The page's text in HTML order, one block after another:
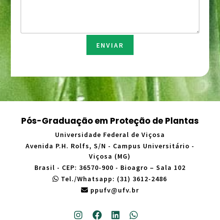
e
ENVIAR
Pós-Graduação em Proteção de Plantas
Universidade Federal de Viçosa
Avenida P.H. Rolfs, S/N - Campus Universitário -
Viçosa (MG)
Brasil - CEP: 36570-900 - Bioagro – Sala 102
Tel./Whatsapp: (31) 3612-2486
ppufv@ufv.br